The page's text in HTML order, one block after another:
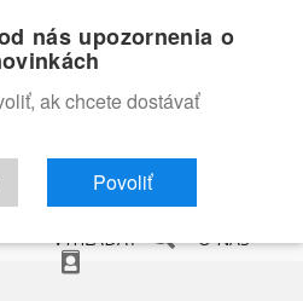
FILMOVÁ DATABÁZA
VYHĽADAŤ O NÁS
nás upozornenia o
ak chcete dostávať
Povoliť